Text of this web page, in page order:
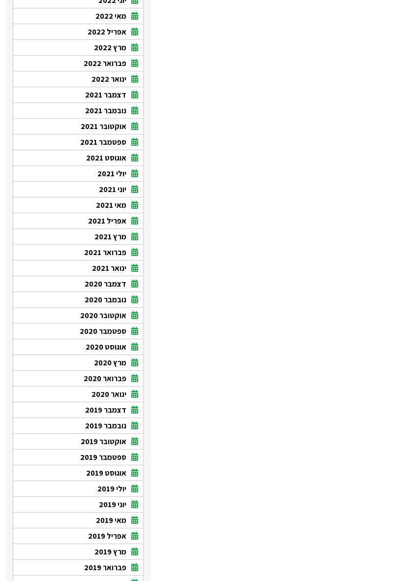
מאי 2022
אפריל 2022
מרץ 2022
פברואר 2022
ינואר 2022
דצמבר 2021
נובמבר 2021
אוקטובר 2021
ספטמבר 2021
אוגוסט 2021
יולי 2021
יוני 2021
מאי 2021
אפריל 2021
מרץ 2021
פברואר 2021
ינואר 2021
דצמבר 2020
נובמבר 2020
אוקטובר 2020
ספטמבר 2020
אוגוסט 2020
מרץ 2020
פברואר 2020
ינואר 2020
דצמבר 2019
נובמבר 2019
אוקטובר 2019
ספטמבר 2019
אוגוסט 2019
יולי 2019
יוני 2019
מאי 2019
אפריל 2019
מרץ 2019
פברואר 2019